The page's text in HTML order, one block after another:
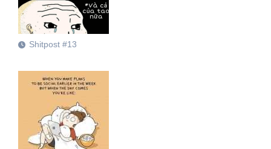
Shitpost #13